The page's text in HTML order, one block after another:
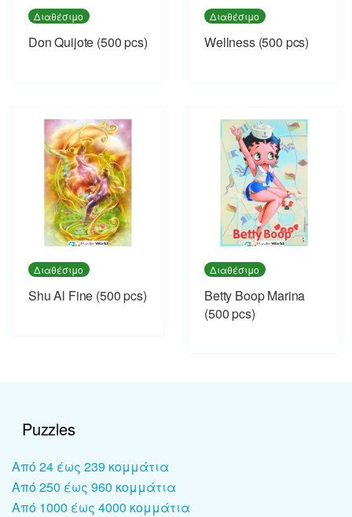
Διαθέσιμο
Don Quijote (500 pcs)
Διαθέσιμο
Wellness (500 pcs)
Διαθέσιμο
Shu Al Fine (500 pcs)
Διαθέσιμο
Betty Boop Marina
(500 pcs)
Puzzles
Από 24 έως 239 κομμάτια
Από 250 έως 960 κομμάτια
Από 1000 έως 4000 κομμάτια